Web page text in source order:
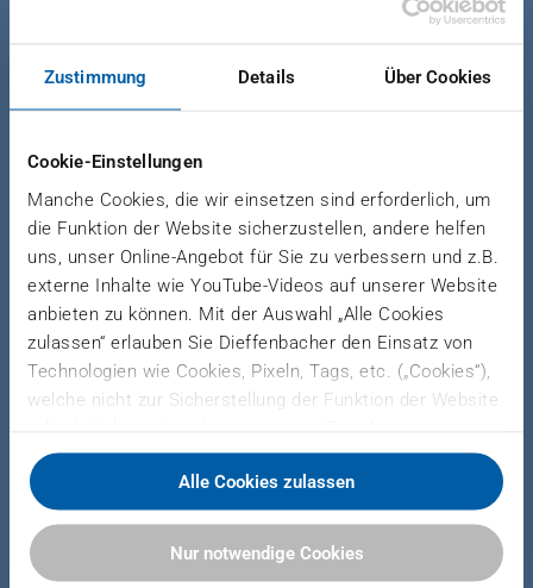
Zustimmung Details Über Cookies
Cookie-Einstellungen
Manche Cookies, die wir einsetzen sind erforderlich, um
die Funktion der Website sicherzustellen, andere helfen
uns, unser Online-Angebot für Sie zu verbessern und z.B.
externe Inhalte wie YouTube-Videos auf unserer Website
anbieten zu können. Mit der Auswahl „Alle Cookies
zulassen“ erlauben Sie Dieffenbacher den Einsatz von
Technologien wie Cookies, Pixeln, Tags, etc. („Cookies“),
welche nicht zur Sicherstellung der Funktion der Website
Dieffenbacher arbeitet hierfür mit Drittanbietern
zusammen und teilt Daten zu Ihrer Nutzung unserer
Website mit diesen. Sie können auswählen, ob Sie alle
Cookies akzeptieren oder nur notwendige Cookies
zulassen. Sie können Ihre Einwilligung zur Verwendung
Alle Cookies zulassen
Nur notwendige Cookies
News Holzwerkstoffe 11. August 2015
ZWEI ANLAGEN NACH ASIEN
Metro-Ply bestellt erneut die neue
Presse CPS+
Gleich zwei Aufträge für Anlagen in Asien konnte
Dieffenbacher im Juni 2015 gewinnen. Allgreen
Plattenproduzent bestellte eine THDF-Anlage
inklusive der neuen Presse CPS+. Damit hat